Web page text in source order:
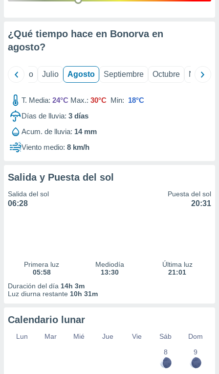
e
mediante
publicidad
publicidad
de
1199
¿Qué tiempo hace en Bonorva en
agosto?
Junio Julio Agosto Septiembre Octubre
T. Media: 24°C Max.: 30°C Min: 18°C
Días de lluvia: 3 días
Acum. de lluvia: 14 mm
Viento medio: 8 km/h
Salida y Puesta del sol
Salida del sol
06:28
Puesta del sol
20:31
Primera luz
05:58
Mediodía
13:30
Última luz
21:01
Duración del día 14h 3m
Luz diurna restante 10h 31m
Calendario lunar
Lun Mar Mié Jue Vie Sáb
Dom
8
9